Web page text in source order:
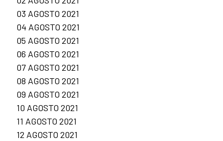
03 AGOSTO 2021
04 AGOSTO 2021
05 AGOSTO 2021
06 AGOSTO 2021
07 AGOSTO 2021
08 AGOSTO 2021
09 AGOSTO 2021
10 AGOSTO 2021
11 AGOSTO 2021
12 AGOSTO 2021